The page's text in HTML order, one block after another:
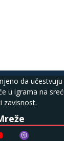
da učestvuju
u igrama na
zavisnost.